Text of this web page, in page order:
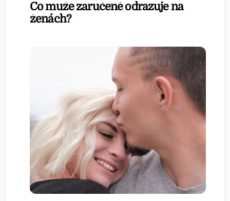
Co muže zaručeně odrazuje na
ženách?